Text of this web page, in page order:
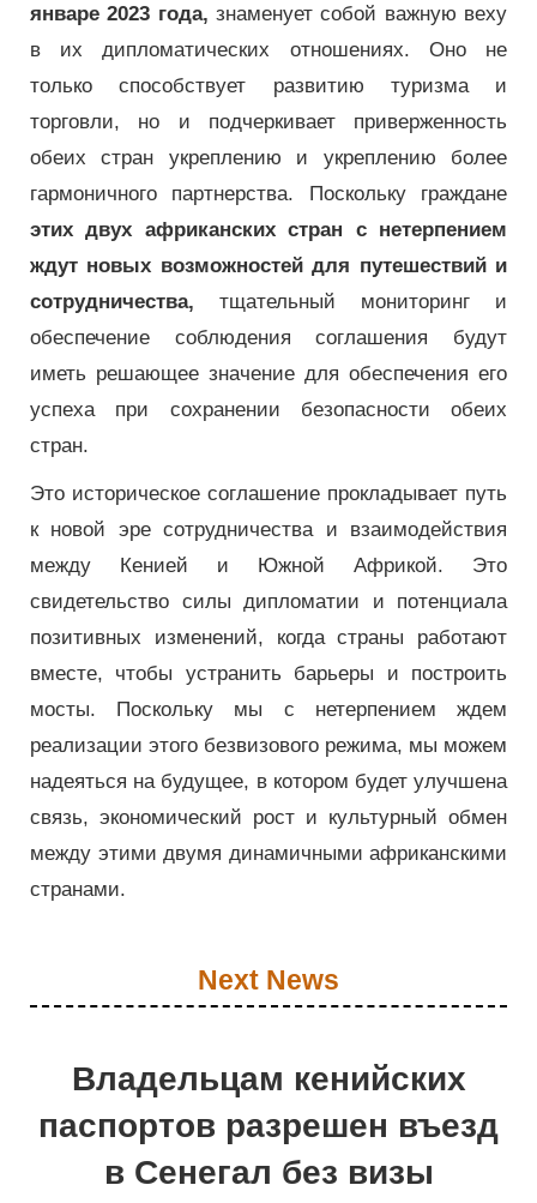
январе 2023 года, знаменует собой важную веху
в их дипломатических отношениях. Оно не
только способствует развитию туризма и
торговли, но и подчеркивает приверженность
обеих стран укреплению и укреплению более
гармоничного партнерства. Поскольку граждане
этих двух африканских стран с нетерпением
ждут новых возможностей для путешествий и
сотрудничества, тщательный мониторинг и
обеспечение соблюдения соглашения будут
иметь решающее значение для обеспечения его
успеха при сохранении безопасности обеих
стран.
Это историческое соглашение прокладывает путь
к новой эре сотрудничества и взаимодействия
между Кенией и Южной Африкой. Это
свидетельство силы дипломатии и потенциала
позитивных изменений, когда страны работают
вместе, чтобы устранить барьеры и построить
мосты. Поскольку мы с нетерпением ждем
реализации этого безвизового режима, мы можем
надеяться на будущее, в котором будет улучшена
связь, экономический рост и культурный обмен
между этими двумя динамичными африканскими
странами.
Next News
Владельцам кенийских
паспортов разрешен въезд
в Сенегал без визы